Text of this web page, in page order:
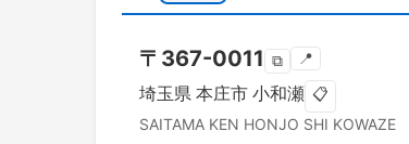
〒 367-0011 ⧉ 📍
埼玉県 本庄市 小和瀬 📋
SAITAMA KEN HONJO SHI KOWAZE